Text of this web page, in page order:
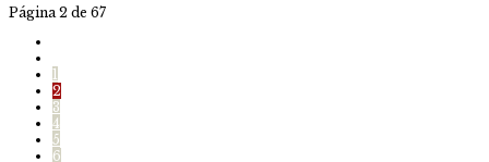
Página 2 de 67
1
2
3
4
5
6